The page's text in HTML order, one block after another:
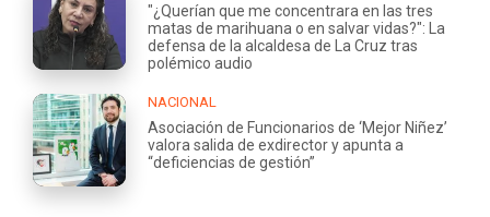
"¿Querían que me concentrara en las tres
matas de marihuana o en salvar vidas?": La
defensa de la alcaldesa de La Cruz tras
polémico audio
NACIONAL
Asociación de Funcionarios de ‘Mejor Niñez’
valora salida de exdirector y apunta a
“deficiencias de gestión”